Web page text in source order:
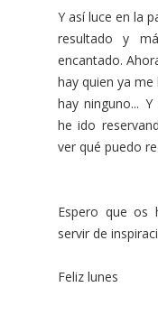
Y así luce en la
resultado y
encantado.
hay quien ya
hay ninguno...
he ido
ver qué puedo
Espero que os
servir de
Feliz lunes